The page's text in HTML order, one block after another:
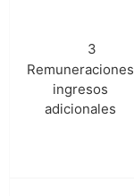
3
Remuneraciones
ingresos
adicionales